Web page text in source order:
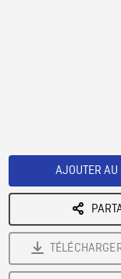
AJOUTER AU